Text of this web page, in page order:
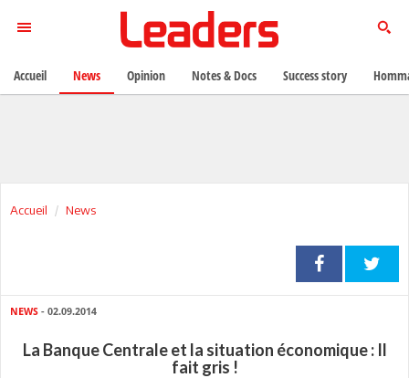
Accueil News
NEWS - 02.09.2014
La Banque Centrale et la situation économique : Il
fait gris !
Accueil News Opinion Notes & Docs Success story